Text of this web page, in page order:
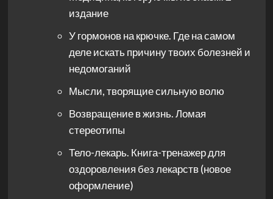
издание
У гормонов на крючке. Где на самом
деле искать причину твоих болезней и
недомоганий
Мысли, творящие сильную волю
Возвращение в жизнь. Ломая
стереотипы
Тело-лекарь. Книга-тренажер для
оздоровления без лекарств (новое
оформление)